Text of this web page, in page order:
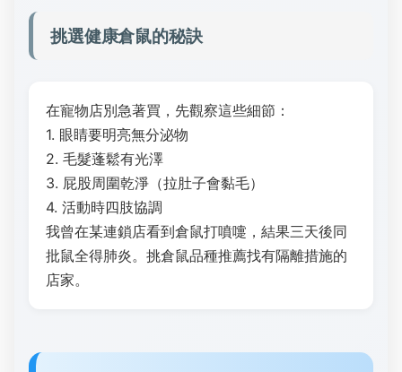
挑選健康倉鼠的秘訣
在寵物店別急著買，先觀察這些細節：
1. 眼睛要明亮無分泌物
2. 毛髮蓬鬆有光澤
3. 屁股周圍乾淨（拉肚子會黏毛）
4. 活動時四肢協調
我曾在某連鎖店看到倉鼠打噴嚏，結果三天後同
批鼠全得肺炎。挑倉鼠品種推薦找有隔離措施的
店家。